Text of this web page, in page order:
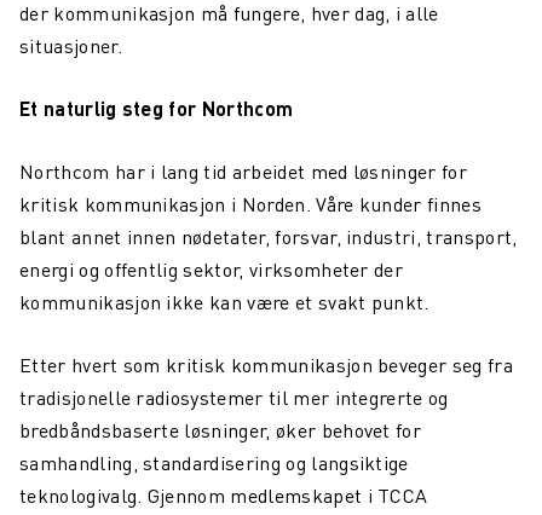
der kommunikasjon må fungere, hver dag, i alle
situasjoner.
Et naturlig steg for Northcom
Northcom har i lang tid arbeidet med løsninger for
kritisk kommunikasjon i Norden. Våre kunder finnes
blant annet innen nødetater, forsvar, industri, transport,
energi og offentlig sektor, virksomheter der
kommunikasjon ikke kan være et svakt punkt.
Etter hvert som kritisk kommunikasjon beveger seg fra
tradisjonelle radiosystemer til mer integrerte og
bredbåndsbaserte løsninger, øker behovet for
samhandling, standardisering og langsiktige
teknologivalg. Gjennom medlemskapet i TCCA